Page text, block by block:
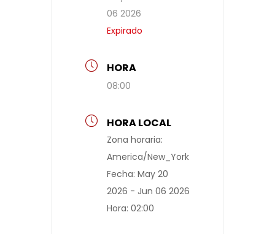
06 2026
Expirado
HORA
08:00
HORA LOCAL
Zona horaria:
America/New_York
Fecha: May 20
2026 - Jun 06 2026
Hora: 02:00